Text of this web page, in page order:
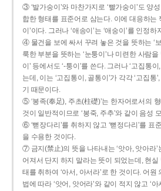
③ ‘발가숭이’와 마찬가지로 ‘빨가숭이’도 양
합한 형태를 표준어로 삼는다. 이에 대응하는
이’이다. 그러나 ‘애송이’는 ‘애숭이’를 인정하
④ 물건을 보에 싸서 꾸려 놓은 것을 뜻하는 ‘
룩한 부분을 뜻하는 ‘눈퉁이’나 미련한 사람
이’ 등에서도 ‘-퉁이’를 쓴다. 그러나 ‘고집통이
는데, 이는 ‘고집통이, 골통이’가 각각 ‘고집통’,
기 때문이다.
⑤ ‘봉족(奉足), 주초(柱礎)’는 한자어로서의
것이 일반적이므로 ‘봉죽, 주추’와 같이 음성
⑥ ‘뻗장다리’를 취하지 않고 ‘뻗정다리’를 표
을 수용한 것이다.
⑦ 금지(禁止)의 뜻을 나타내는 ‘앗아, 앗아라’
어져서 단지 하지 말라는 뜻이 되었는데, 현실
태를 취하여 ‘아서, 아서라’로 한 것이다. 어원
법에 따라 ‘앗어, 앗어라’와 같이 적지 않고 ‘